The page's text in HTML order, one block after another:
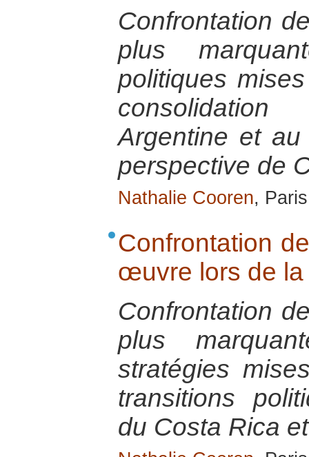
Confrontation
plus
politiques
Argentine et
perspective de
Nathalie Cooren,
Confrontation
œuvre lors de la
Confrontation
plus
stratégies
transitions
du Costa Rica